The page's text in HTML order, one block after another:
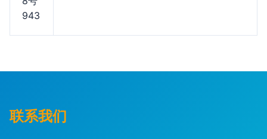
943
联系我们